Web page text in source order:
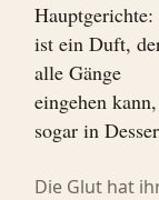
Hauptgerichte:
ist ein Duft,
alle Gänge
eingehen kann,
sogar in
Die Glut hat